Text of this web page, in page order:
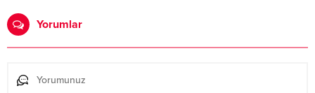
Yorumlar